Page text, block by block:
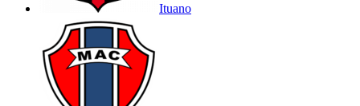
Ituano